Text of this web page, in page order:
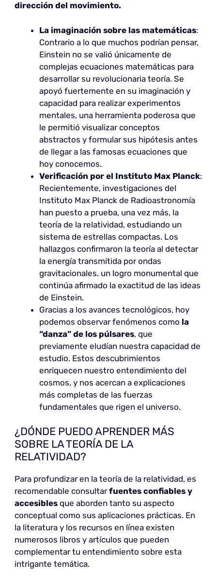
dirección del movimiento.
La imaginación sobre las matemáticas:
Contrario a lo que muchos podrían pensar,
Einstein no se valió únicamente de
complejas ecuaciones matemáticas para
desarrollar su revolucionaria teoría. Se
apoyó fuertemente en su imaginación y
capacidad para realizar experimentos
mentales, una herramienta poderosa que
le permitió visualizar conceptos
abstractos y formular sus hipótesis antes
de llegar a las famosas ecuaciones que
hoy conocemos.
Verificación por el Instituto Max Planck:
Recientemente, investigaciones del
Instituto Max Planck de Radioastronomía
han puesto a prueba, una vez más, la
teoría de la relatividad, estudiando un
sistema de estrellas compactas. Los
hallazgos confirmaron la teoría al detectar
la energía transmitida por ondas
gravitacionales, un logro monumental que
continúa afirmado la exactitud de las ideas
de Einstein.
Gracias a los avances tecnológicos, hoy
podemos observar fenómenos como la
“danza” de los púlsares, que
previamente eludían nuestra capacidad de
estudio. Estos descubrimientos
enriquecen nuestro entendimiento del
cosmos, y nos acercan a explicaciones
más completas de las fuerzas
fundamentales que rigen el universo.
¿DÓNDE PUEDO APRENDER MÁS
SOBRE LA TEORÍA DE LA
RELATIVIDAD?
Para profundizar en la teoría de la relatividad, es
recomendable consultarfuentes confiables y
accesibles que aborden tanto su aspecto
conceptual como sus aplicaciones prácticas. En
la literatura y los recursos en línea existen
numerosos libros y artículos que pueden
complementar tu entendimiento sobre esta
intrigante temática.